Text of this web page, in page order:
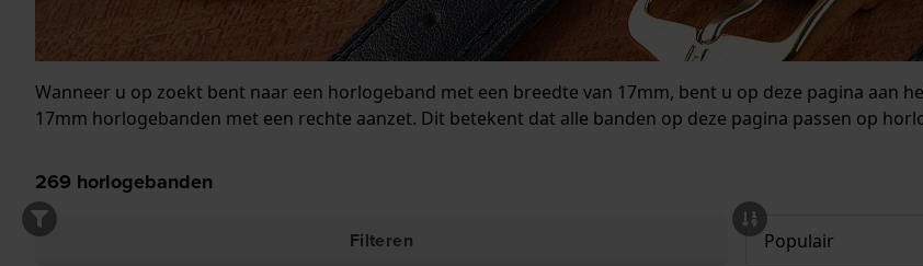
Wanneer u op zoekt bent naar een horlogeband met een breedte van 17mm, bent u op deze pagina aan
17mm horlogebanden met een rechte aanzet. Dit betekent dat alle banden op deze pagina passen op
269 horlogebanden
Filteren